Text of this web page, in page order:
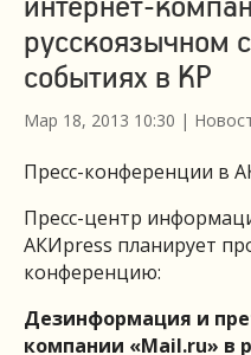
русскоязычном
событиях в КР
Мар 18, 2013 10:30 |
Пресс-конференции в
Пресс-центр
АКИpress планирует
конференцию:
Дезинформация и
компании «Mail.ru» в